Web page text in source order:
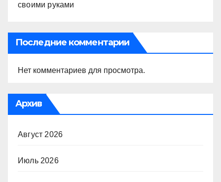
своими руками
Последние комментарии
Нет комментариев для просмотра.
Архив
Август 2026
Июль 2026